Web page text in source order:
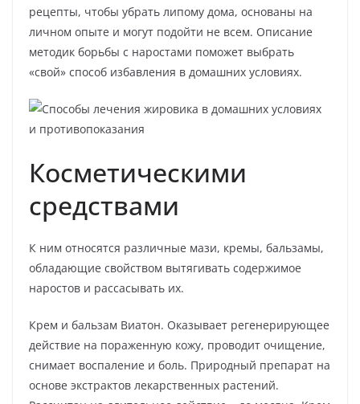
рецепты, чтобы убрать липому дома, основаны на
личном опыте и могут подойти не всем. Описание
методик борьбы с наростами поможет выбрать
«свой» способ избавления в домашних условиях.
Косметическими
средствами
К ним относятся различные мази, кремы, бальзамы,
обладающие свойством вытягивать содержимое
наростов и рассасывать их.
Крем и бальзам Виатон. Оказывает регенерирующее
действие на пораженную кожу, проводит очищение,
снимает воспаление и боль. Природный препарат на
основе экстрактов лекарственных растений.